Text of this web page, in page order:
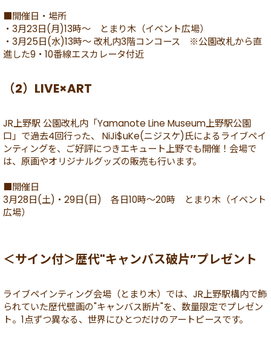
■開催日・場所
・3月23日(月)13時～ とまり木（イベント広場）
・3月25日(水)13時～ 改札内3階コンコース ※公園改札から直
進した9・10番線エスカレータ付近
（2）LIVE×ART
JR上野駅 公園改札内「Yamanote Line Museum上野駅公園
口」で過去4回行った、 NiJi$uKe(ニジスケ)氏によるライブペイ
ンティングを、ご好評につきエキュート上野でも開催！会場で
は、原画やオリジナルグッズの販売も行います。
■開催日
3月28日(土)・29日(日) 各日10時～20時 とまり木（イベント
広場）
＜サイン付＞歴代"キャンバス破片”プレゼント
ライブペインティング会場（とまり木）では、JR上野駅構内で飾
られていた歴代壁画の"キャンバス断片"を、数量限定でプレゼン
ト。1点ずつ異なる、世界にひとつだけのアートピースです。